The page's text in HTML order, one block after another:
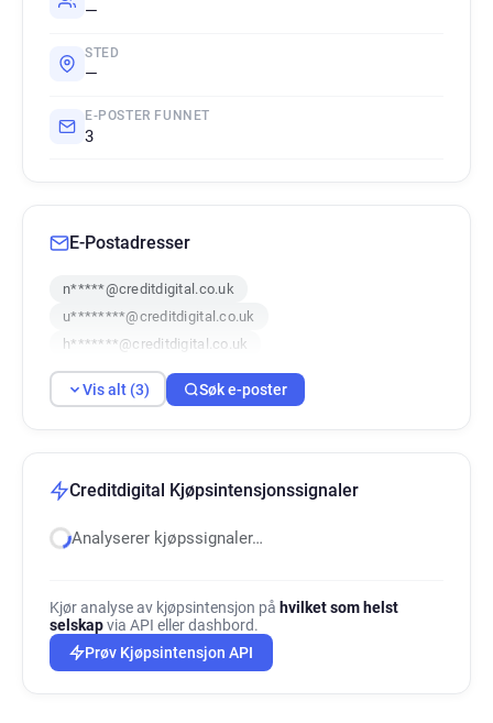
—
STED
—
E-POSTER FUNNET
3
E-Postadresser
n*****@creditdigital.co.uk
u********@creditdigital.co.uk
h*******@creditdigital.co.uk
Vis alt (3) Søk e-poster
Creditdigital Kjøpsintensjonssignaler
Analyserer kjøpssignaler…
Kjør analyse av kjøpsintensjon på hvilket som helst
selskapvia API eller dashbord.
Prøv Kjøpsintensjon API